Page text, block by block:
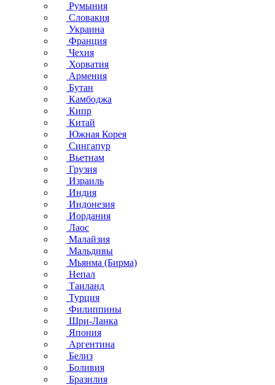
Румыния
Словакия
Украина
Франция
Чехия
Хорватия
Армения
Бутан
Камбоджа
Кипр
Китай
Южная Корея
Сингапур
Вьетнам
Грузия
Израиль
Индия
Индонезия
Иордания
Лаос
Малайзия
Мальдивы
Мьянма (Бирма)
Непал
Таиланд
Турция
Филиппины
Шри-Ланка
Япония
Аргентина
Белиз
Боливия
Бразилия